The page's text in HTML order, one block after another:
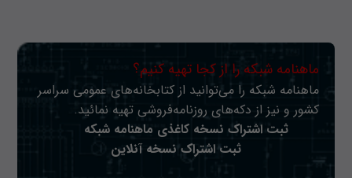
ماهنامه شبکه را از کجا تهیه کنیم؟
ماهنامه شبکه را می‌توانید از کتابخانه‌های عمومی سراسر
کشور و نیز از دکه‌های روزنامه‌فروشی تهیه نمائید.
ثبت اشتراک نسخه کاغذی ماهنامه شبکه
ثبت اشتراک نسخه آنلاین